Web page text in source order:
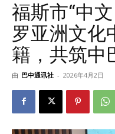
福斯市“中
罗亚洲文化
籍，共筑中
由 巴中通讯社 - 2026年4月2日